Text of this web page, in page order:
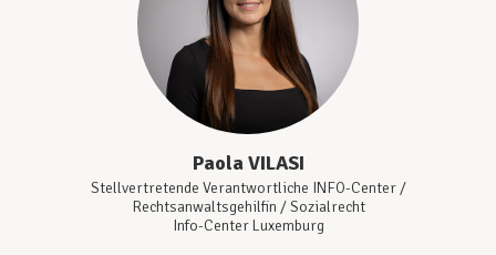
PaolaVILASI
Stellvertretende Verantwortliche INFO-Center /
Rechtsanwaltsgehilfin / Sozialrecht
Info-Center Luxemburg